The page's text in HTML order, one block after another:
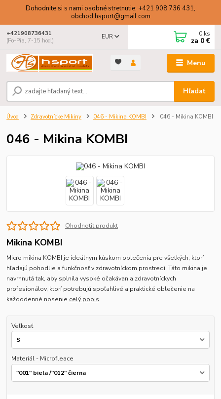
Dohodnite si s nami osobné stretnutie: +421 908 736 431,
obchod.hsport@gmail.com
Menu
EUR
Hľadať
+421908736431
(Po-Pia, 7-15 hod.)
0 ks
za 0 €
Úvod Zdravotnícke Mikiny 046 - Mikina KOMBI 046 - Mikina KOMBI
046 - Mikina KOMBI
Ohodnotiť produkt
Mikina KOMBI
Micro mikina KOMBI je ideálnym kúskom oblečenia pre všetkých, ktorí
hľadajú pohodlie a funkčnosť v zdravotníckom prostredí. Táto mikina je
navrhnutá tak, aby splnila vysoké očakávania zdravotníckych
profesionálov, ktorí potrebujú spoľahlivé a praktické oblečenie na
každodenné nosenie celý popis
Veľkosť
Materiál - Microfleace